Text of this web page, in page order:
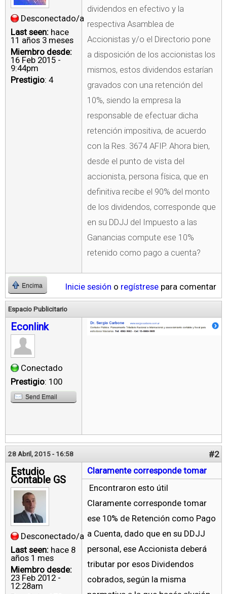
Desconectado/a
Last seen: hace
11 años 3 meses
Miembro desde:
16 Feb 2015 -
9:44pm
Prestigio: 4
dividendos en efectivo y la
respectiva Asamblea de
Accionistas y/o el Directorio pone
a disposición de los accionistas los
mismos, estos dividendos estarían
gravados con una retención del
10%, siendo la empresa la
responsable de efectuar dicha
retención impositiva, de acuerdo
con la Res. 3674 AFIP. Ahora bien,
desde el punto de vista del
accionista, persona física, que en
definitiva recibe el 90% del monto
de los dividendos, corresponde que
en su DDJJ del Impuesto a las
Ganancias compute ese 10%
retenido como pago a cuenta?
Encima Inicie sesión o regístrese para comentar
Espacio Publicitario
Econlink
Conectado
Prestigio: 100
Send Email
28 Abril, 2015 - 16:58 #2
Estudio
Contable GS
Desconectado/a
Last seen: hace 8
años 1 mes
Miembro desde:
23 Feb 2012 -
12:28am
Claramente corresponde tomar
Encontraron esto útil
Claramente corresponde tomar
ese 10% de Retención como Pago
a Cuenta, dado que en su DDJJ
personal, ese Accionista deberá
tributar por esos Dividendos
cobrados, según la misma